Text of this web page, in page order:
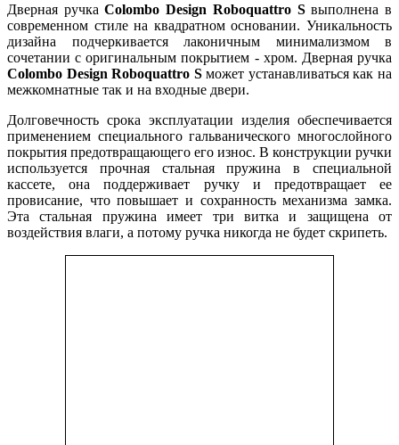
Дверная ручкаColombo Design Roboquattro Sвыполнена в
современном стиле на квадратном основании. Уникальность
дизайна подчеркивается лаконичным минимализмом в
сочетании с оригинальным покрытием - хром. Дверная ручка
Colombo Design Roboquattro Sможет устанавливаться как на
межкомнатные так и на входные двери.
Долговечность срока эксплуатации изделия обеспечивается
применением специального гальванического многослойного
покрытия предотвращающего его износ. В конструкции ручки
используется прочная стальная пружина в специальной
кассете, она поддерживает ручку и предотвращает ее
провисание, что повышает и сохранность механизма замка.
Эта стальная пружина имеет три витка и защищена от
воздействия влаги, а потому ручка никогда не будет скрипеть.